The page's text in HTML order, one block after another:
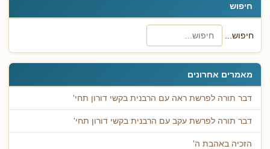
חיפוש
חיפוש...
מאמרים אחרונים
דבר תורה לפרשת ראה עם הרבנית בקשי דורון תחי'
דבר תורה לפרשת עקב עם הרבנית בקשי דורון תחי'
הזכיה באהבת ה'